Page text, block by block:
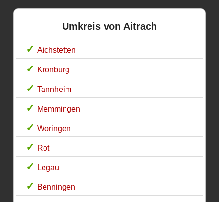
Umkreis von Aitrach
Aichstetten
Kronburg
Tannheim
Memmingen
Woringen
Rot
Legau
Benningen